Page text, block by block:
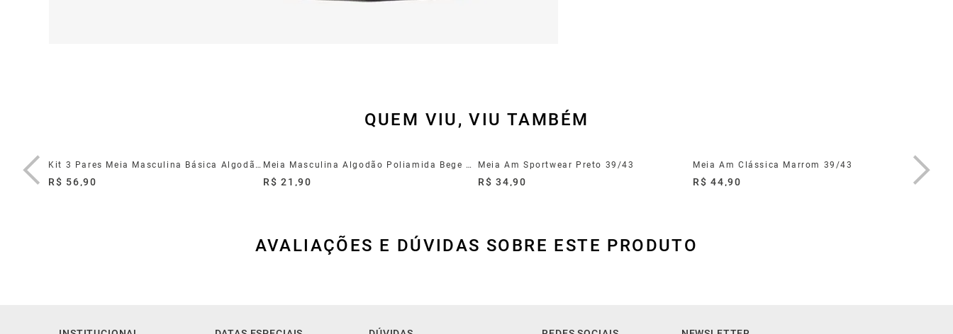
QUEM VIU, VIU TAMBÉM
Kit 3 Pares Meia Masculina Básica Algodão Poliamida Preta 39/44
R$ 56,90
Meia Masculina Algodão Poliamida Bege 39/44
R$ 21,90
Meia Am Sportwear Preto 39/43
R$ 34,90
Meia Am Clássica Marrom 39/43
R$ 44,90
Meia
R$
AVALIAÇÕES E DÚVIDAS SOBRE ESTE PRODUTO